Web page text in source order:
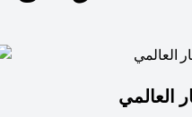
العالمي